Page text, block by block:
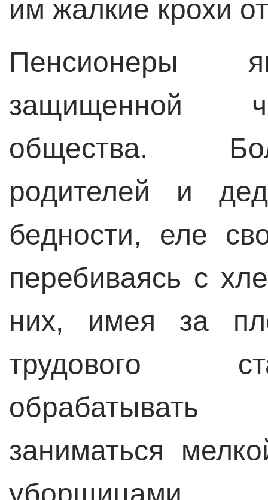
им жалкие крохи
Пенсионеры
защищенной
общества.
родителей и
бедности, еле
перебиваясь с
них, имея за
трудового
заниматься